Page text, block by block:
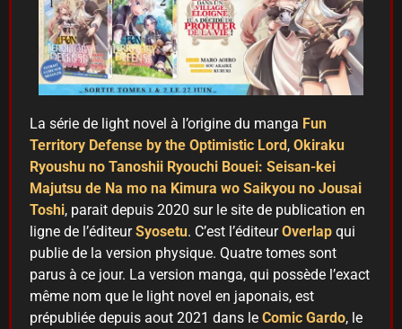
La série de light novel à l’origine du manga Fun
Territory Defense by the Optimistic Lord, Okiraku
Ryoushu no Tanoshii Ryouchi Bouei: Seisan-kei
Majutsu de Na mo na Kimura wo Saikyou no Jousai
Toshi, parait depuis 2020 sur le site de publication en
ligne de l’éditeurSyosetu. C’est l’éditeurOverlap qui
publie de la version physique. Quatre tomes sont
parus à ce jour. La version manga, qui possède l’exact
même nom que le light novel en japonais, est
prépubliée depuis aout 2021 dans le Comic Gardo, le